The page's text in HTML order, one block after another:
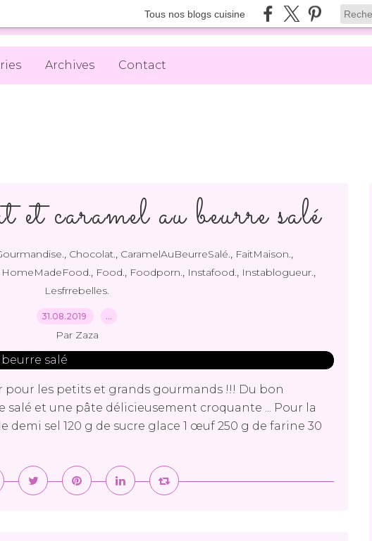
Tous nos blogs cuisine
Archives Contact
caramel au beurre salé
, Chocolat., CaramelAuBeurreSalé., FaitMaison.,
HomeMadeFood., Food., Foodporn., Instafood., Instablogueur.,
Lesfrrebelles.
31.08.2019 …
Par Zaza
pour les petits et grands gourmands !!! Du bon
salé et une pâte délicieusement croquante ... Pour la
demi sel 120 g de sucre glace 1 œuf 250 g de farine 30